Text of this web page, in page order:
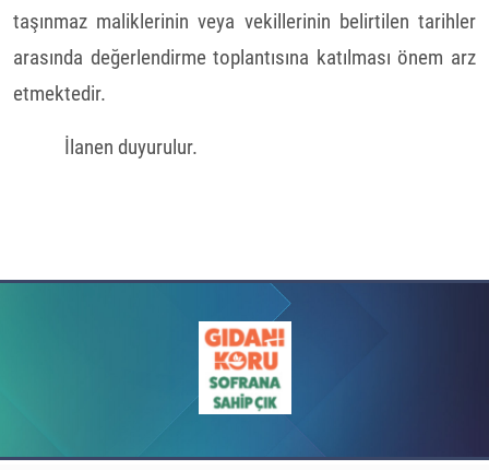
taşınmaz maliklerinin veya vekillerinin belirtilen tarihler
arasında değerlendirme toplantısına katılması önem arz
etmektedir.
İlanen duyurulur.